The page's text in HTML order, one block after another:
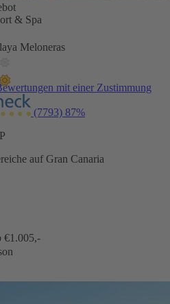
& Spa
Meloneras
mit einer Zustimmung
(7793) 87%
auf Gran Canaria
€1.005,-